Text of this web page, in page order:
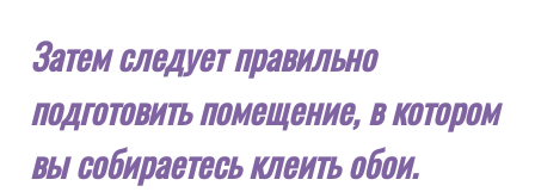
Затем следует правильно
подготовить помещение, в котором
вы собираетесь клеить обои.